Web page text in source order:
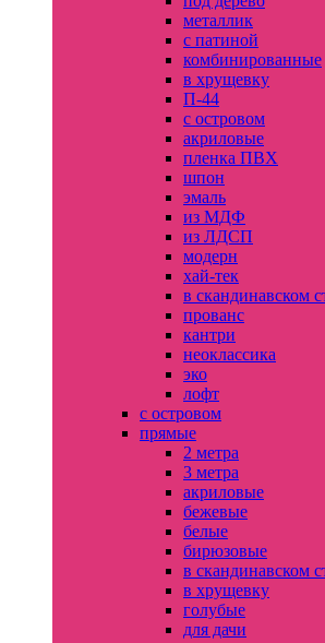
металлик
с патиной
комбинированные
в хрущевку
П-44
с островом
акриловые
пленка ПВХ
шпон
эмаль
из МДФ
из ЛДСП
модерн
хай-тек
в скандинавском
прованс
кантри
неоклассика
эко
лофт
с островом
прямые
2 метра
3 метра
акриловые
бежевые
белые
бирюзовые
в скандинавском
в хрущевку
голубые
для дачи